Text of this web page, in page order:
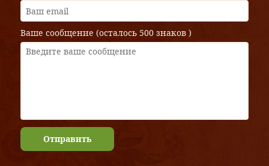
Ваше сообщение (осталось 500 знаков )
Отправить